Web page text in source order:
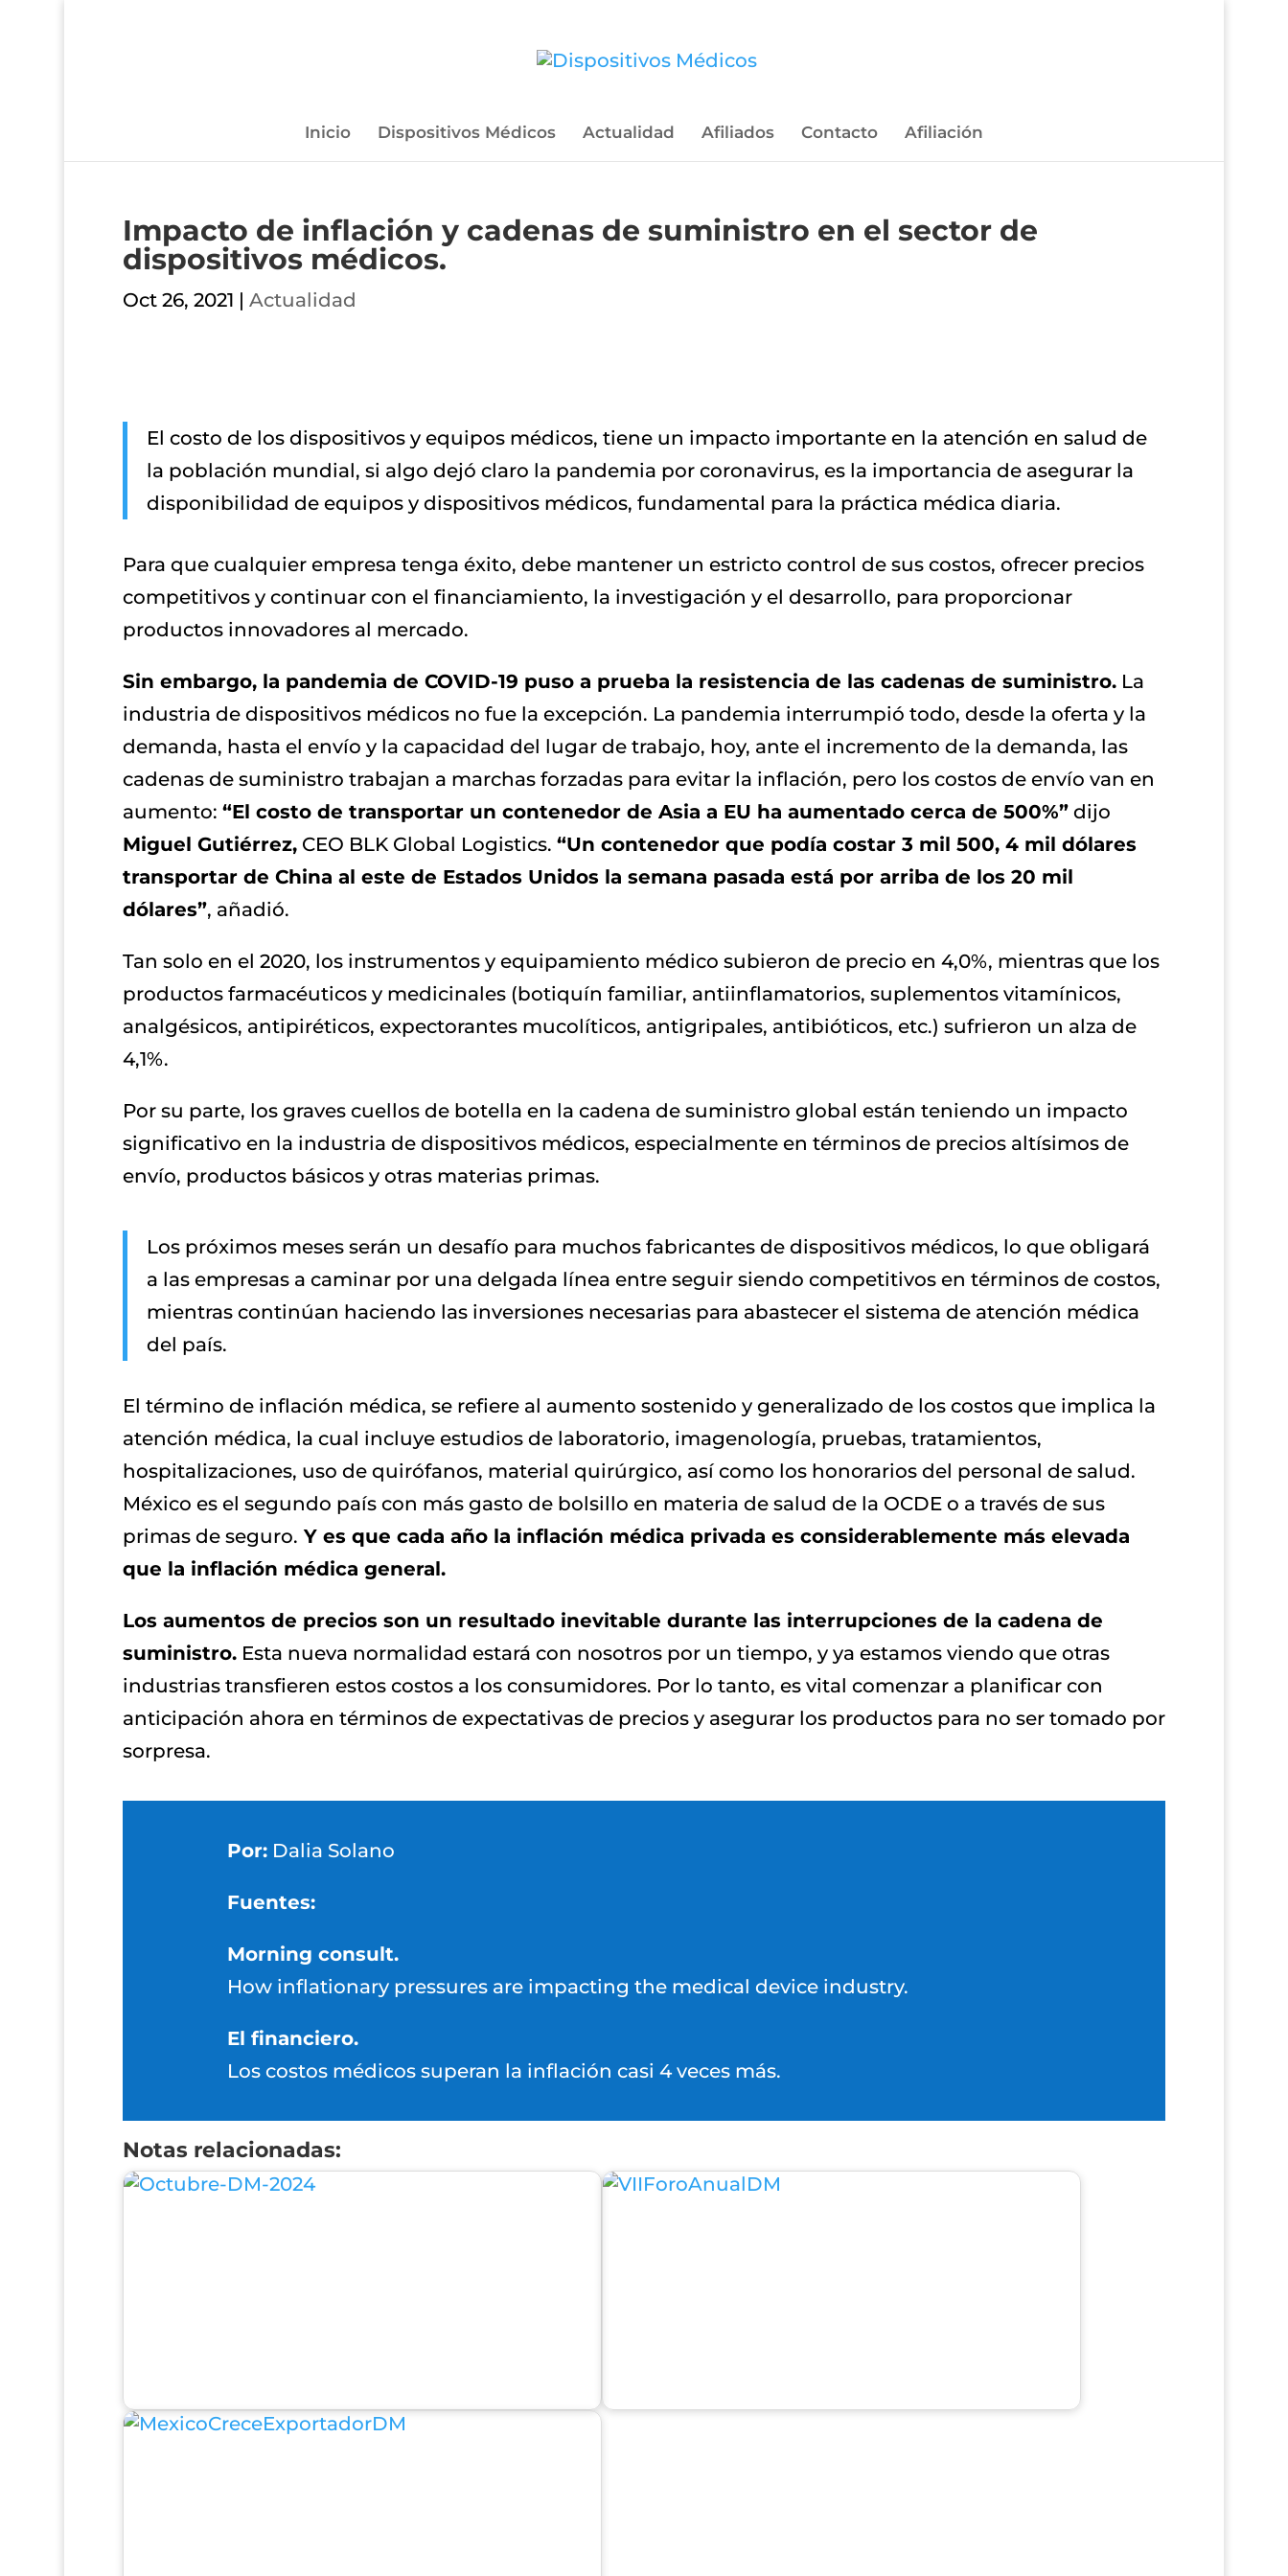
Inicio Dispositivos Médicos Actualidad Afiliados Contacto Afiliación
Impacto de inflación y cadenas de suministro en el sector de
dispositivos médicos.
Oct 26, 2021 | Actualidad
El costo de los dispositivos y equipos médicos, tiene un impacto importante en la atención en salud de
la población mundial, si algo dejó claro la pandemia por coronavirus, es la importancia de asegurar la
disponibilidad de equipos y dispositivos médicos, fundamental para la práctica médica diaria.
Para que cualquier empresa tenga éxito, debe mantener un estricto control de sus costos, ofrecer precios
competitivos y continuar con el financiamiento, la investigación y el desarrollo, para proporcionar
productos innovadores al mercado.
Sin embargo, la pandemia de COVID-19 puso a prueba la resistencia de las cadenas de suministro.La
industria de dispositivos médicos no fue la excepción. La pandemia interrumpió todo, desde la oferta y la
demanda, hasta el envío y la capacidad del lugar de trabajo, hoy, ante el incremento de la demanda, las
cadenas de suministro trabajan a marchas forzadas para evitar la inflación, pero los costos de envío van en
aumento: “El costo de transportar un contenedor de Asia a EU ha aumentado cerca de 500%”dijo
Miguel Gutiérrez,CEO BLK Global Logistics. “Un contenedor que podía costar 3 mil 500, 4 mil dólares
transportar de China al este de Estados Unidos la semana pasada está por arriba de los 20 mil
dólares”, añadió.
Tan solo en el 2020, los instrumentos y equipamiento médico subieron de precio en 4,0%, mientras que los
productos farmacéuticos y medicinales (botiquín familiar, antiinflamatorios, suplementos vitamínicos,
analgésicos, antipiréticos, expectorantes mucolíticos, antigripales, antibióticos, etc.) sufrieron un alza de
4,1%.
Por su parte, los graves cuellos de botella en la cadena de suministro global están teniendo un impacto
significativo en la industria de dispositivos médicos, especialmente en términos de precios altísimos de
envío, productos básicos y otras materias primas.
Los próximos meses serán un desafío para muchos fabricantes de dispositivos médicos, lo que obligará
a las empresas a caminar por una delgada línea entre seguir siendo competitivos en términos de costos,
mientras continúan haciendo las inversiones necesarias para abastecer el sistema de atención médica
del país.
El término de inflación médica, se refiere al aumento sostenido y generalizado de los costos que implica la
atención médica, la cual incluye estudios de laboratorio, imagenología, pruebas, tratamientos,
hospitalizaciones, uso de quirófanos, material quirúrgico, así como los honorarios del personal de salud.
México es el segundo país con más gasto de bolsillo en materia de salud de la OCDE o a través de sus
primas de seguro. Y es que cada año la inflación médica privada es considerablemente más elevada
que la inflación médica general.
Los aumentos de precios son un resultado inevitable durante las interrupciones de la cadena de
suministro.Esta nueva normalidad estará con nosotros por un tiempo, y ya estamos viendo que otras
industrias transfieren estos costos a los consumidores. Por lo tanto, es vital comenzar a planificar con
anticipación ahora en términos de expectativas de precios y asegurar los productos para no ser tomado por
sorpresa.
Por:Dalia Solano
Fuentes:
Morning consult.
How inflationary pressures are impacting the medical device industry.
El financiero.
Los costos médicos superan la inflación casi 4 veces más.
Notas relacionadas: